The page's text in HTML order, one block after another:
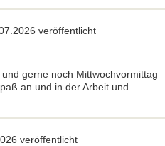
veröffentlicht
gerne noch Mittwochvormittag
an und in der Arbeit und
veröffentlicht